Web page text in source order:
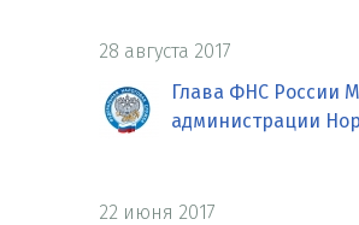
28 августа 2017
Глава ФНС России
администрации
22 июня 2017